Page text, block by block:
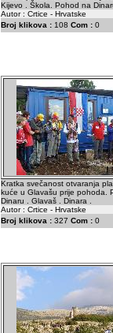
Kijevo . Škola. Pohod na
Autor : Crtice - Hrvatske
Broj klikova : 108 Com : 0
Kratka svečanost otvaranja
kuće u Glavašu prije pohoda.
Dinaru . Glavaš . Dinara .
Autor : Crtice - Hrvatske
Broj klikova : 327 Com : 0